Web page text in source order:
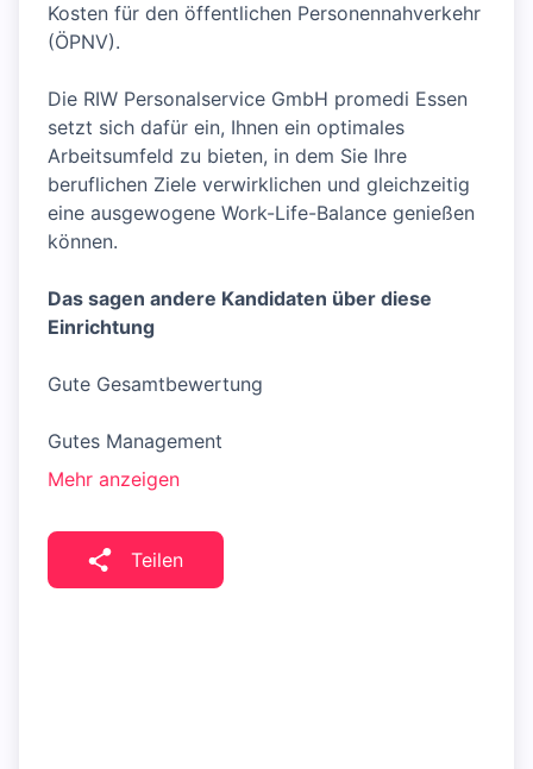
Kosten für den öffentlichen Personennahverkehr
(ÖPNV).
Die RIW Personalservice GmbH promedi Essen
setzt sich dafür ein, Ihnen ein optimales
Arbeitsumfeld zu bieten, in dem Sie Ihre
beruflichen Ziele verwirklichen und gleichzeitig
eine ausgewogene Work-Life-Balance genießen
können.
Das sagen andere Kandidaten über diese
Einrichtung
Gute Gesamtbewertung
Gutes Management
Mehr anzeigen
Teilen